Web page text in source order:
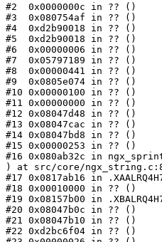
#2  0x0000000c in ?? ()
#3  0x080754af in ?? ()
#4  0xd2b90018 in ?? ()
#5  0xd2b90018 in ?? ()
#6  0x00000006 in ?? ()
#7  0x05797189 in ?? ()
#8  0x00000441 in ?? ()
#9  0x0805e074 in ?? ()
#10 0x00000100 in ?? ()
#11 0x00000000 in ?? ()
#12 0x08047d48 in ?? ()
#13 0x08047cac in ?? ()
#14 0x08047bd8 in ?? ()
#15 0x00000253 in ?? ()
#16 0x080ab32c in
) at src/core/
#17 0x0817ab16 in
#18 0x00010000 in ?? ()
#19 0x08157b00 in
#20 0x08047b0c in ?? ()
#21 0x08047b10 in ?? ()
#22 0xd2bc6f04 in ?? ()